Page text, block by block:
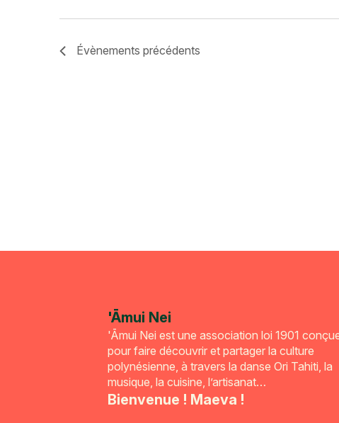
Évènements précédents
'Āmui Nei
'Āmui Nei est une association loi 1901
pour faire découvrir et partager la culture
polynésienne, à travers la danse Ori Tahiti, la
musique, la cuisine, l’artisanat…
Bienvenue ! Maeva !